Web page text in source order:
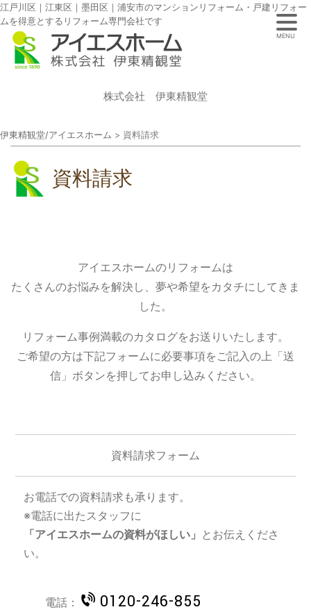
江戸川区｜江東区｜墨田区｜浦安市のマンションリフォーム・戸建リフォー
ムを得意とするリフォーム専門会社です
株式会社 伊東精観堂
伊東精観堂/アイエスホーム > 資料請求
資料請求
アイエスホームのリフォームは
たくさんのお悩みを解決し、夢や希望をカタチにしてきま
した。
リフォーム事例満載のカタログをお送りいたします。
ご希望の方は下記フォームに必要事項をご記入の上「送
信」ボタンを押してお申し込みください。
資料請求フォーム
お電話での資料請求も承ります。
※電話に出たスタッフに
「アイエスホームの資料がほしい」 とお伝えくださ
い。
電話： 0120-246-855
MENU